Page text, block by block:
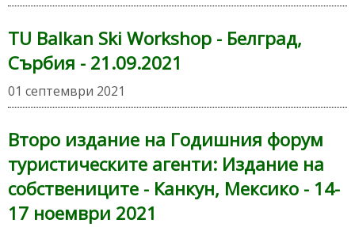
TU Balkan Ski Workshop - Белград,
Сърбия - 21.09.2021
01 септември 2021
Второ издание на Годишния форум
туристическите агенти: Издание на
собствениците - Канкун, Мексико - 14-
17 ноември 2021